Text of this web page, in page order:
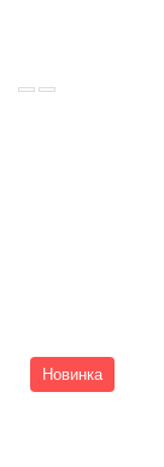
Новинка